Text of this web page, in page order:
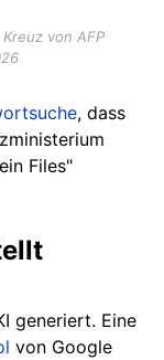
von AFP
, dass
Files"
generiert. Eine
von Google